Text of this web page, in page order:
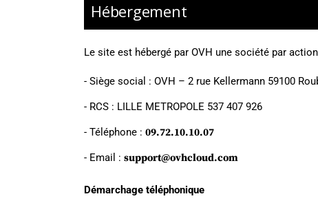
Hébergement
Le site est hébergé par OVH une société par
- Siège social : OVH – 2 rue Kellermann 59100
- RCS : LILLE METROPOLE 537 407 926
- Téléphone : 09.72.10.10.07
- Email : support@ovhcloud.com
Démarchage téléphonique